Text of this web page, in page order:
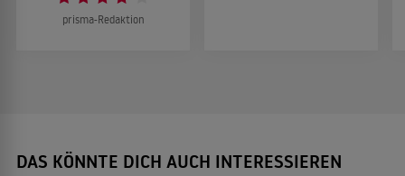
prisma-Redaktion
DAS KÖNNTE DICH AUCH INTERESSIEREN